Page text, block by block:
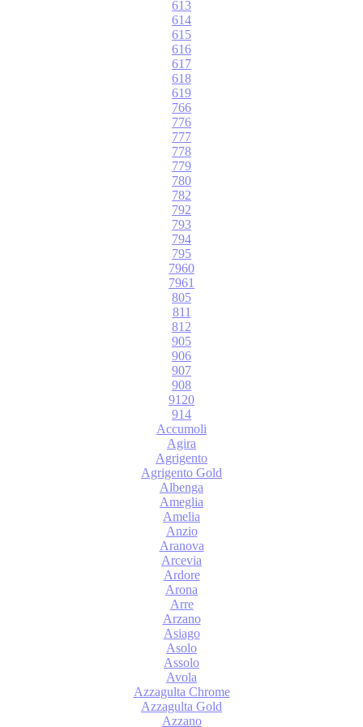
613
614
615
616
617
618
619
766
776
777
778
779
780
782
792
793
794
795
7960
7961
805
811
812
905
906
907
908
9120
914
Accumoli
Agira
Agrigento
Agrigento Gold
Albenga
Ameglia
Amelia
Anzio
Aranova
Arcevia
Ardore
Arona
Arre
Arzano
Asiago
Asolo
Assolo
Avola
Azzagulta Chrome
Azzagulta Gold
Azzano